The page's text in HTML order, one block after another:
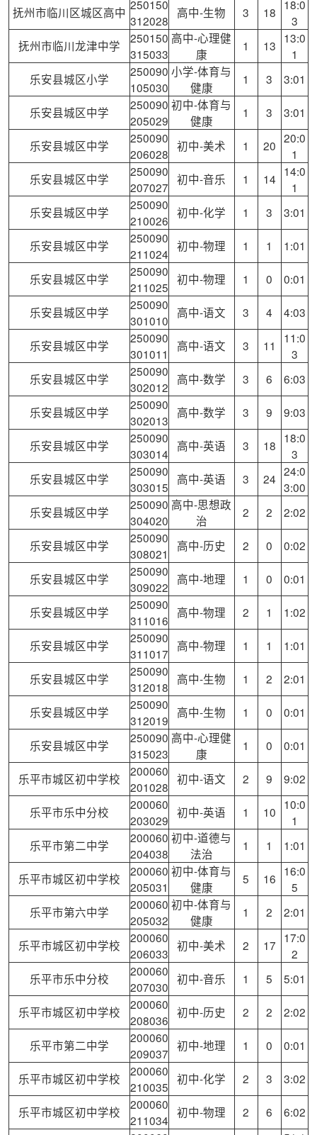
抚州市临川区城区高中 250150
312028
高中-生物 3 18 18:0
3
抚州市临川龙津中学
250150
315033
高中-心理健
康
1 13 13:0
1
乐安县城区小学
250090
105030
小学-体育与
健康
1 3 3:01
乐安县城区中学
250090
205029
初中-体育与
健康
1 3 3:01
乐安县城区中学
250090
206028
初中-美术 1 20 20:0
1
乐安县城区中学
250090
207027
初中-音乐 1 14 14:0
1
乐安县城区中学
250090
210026
初中-化学 1 3 3:01
乐安县城区中学
250090
211024
初中-物理 1 1 1:01
乐安县城区中学
250090
211025
初中-物理 1 0 0:01
乐安县城区中学
250090
301010
高中-语文 3 4 4:03
乐安县城区中学
250090
301011
高中-语文 3 11
11:0
3
乐安县城区中学
250090
302012
高中-数学 3 6 6:03
乐安县城区中学
250090
302013
高中-数学 3 9 9:03
乐安县城区中学
250090
303014
高中-英语 3 18 18:0
3
乐安县城区中学
250090
303015
高中-英语 3 24 24:0
3:00
乐安县城区中学
250090
304020
高中-思想政
治
2 2 2:02
乐安县城区中学
250090
308021
高中-历史 2 0 0:02
乐安县城区中学
250090
309022
高中-地理 1 0 0:01
乐安县城区中学
250090
311016
高中-物理 2 1 1:02
乐安县城区中学
250090
311017
高中-物理 1 1 1:01
乐安县城区中学
250090
312018
高中-生物 1 2 2:01
乐安县城区中学
250090
312019
高中-生物 1 0 0:01
乐安县城区中学
250090
315023
高中-心理健
康
1 0 0:01
乐平市城区初中学校
200060
201028
初中-语文 2 9 9:02
乐平市乐中分校
200060
203029
初中-英语 1 10 10:0
1
乐平市第二中学
200060
204038
初中-道德与
法治
1 1 1:01
乐平市城区初中学校
200060
205031
初中-体育与
健康
5 16 16:0
5
乐平市第六中学
200060
205032
初中-体育与
健康
1 2 2:01
乐平市城区初中学校
200060
206033
初中-美术 2 17 17:0
2
乐平市乐中分校
200060
207030
初中-音乐 1 5 5:01
乐平市城区初中学校
200060
208036
初中-历史 2 2 2:02
乐平市第二中学
200060
209037
初中-地理 1 0 0:01
乐平市城区初中学校
200060
210035
初中-化学 2 3 3:02
乐平市城区初中学校
200060
211034
初中-物理 2 6
6:02